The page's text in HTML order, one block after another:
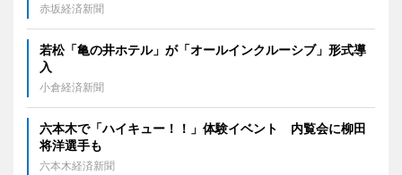
赤坂経済新聞
若松「亀の井ホテル」が「オールインクルーシブ」形式導
入
小倉経済新聞
六本木で「ハイキュー！！」体験イベント 内覧会に柳田
将洋選手も
六本木経済新聞